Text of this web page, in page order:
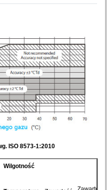
ISO 8573-1:2010
Wilgotność